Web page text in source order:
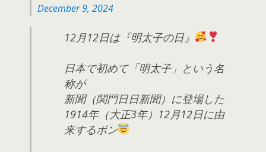
December 9, 2024
12月12日は『明太子の日』
日本で初めて「明太子」という名
称が
新聞（関門日日新聞）に登場した
1914年（大正3年）12月12日に由
来するボン